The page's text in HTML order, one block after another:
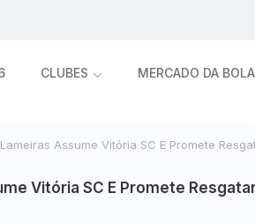
CLUBES MERCADO DA BOLA
Assume Vitória SC E Promete
Vitória SC E Promete